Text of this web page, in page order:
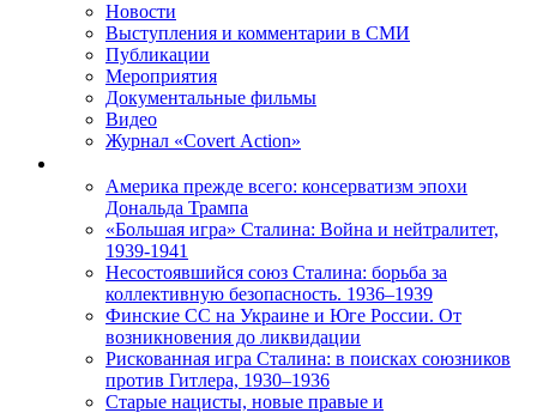
Новости
Выступления и коммента­рии в СМИ
Публикации
Мероприятия
Документальные фильмы
Видео
Журнал «Covert Action»
Америка прежде всего: консерватизм эпохи
Дональда Трампа
«Большая игра» Сталина: Война и нейтралитет,
1939-1941
Несостоявшийся союз Сталина: борьба за
коллективную безопасность. 1936–1939
Финские СС на Украине и Юге России. От
возникновения до ликвидации
Рискованная игра Сталина: в поисках союзников
против Гитлера, 1930–1936
Старые нацисты, новые правые и